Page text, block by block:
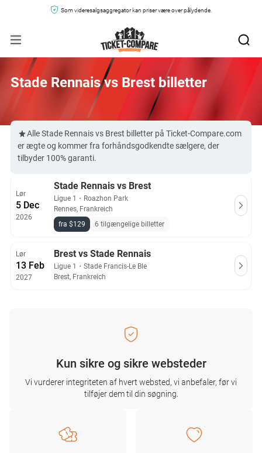
Som videresalgsaggregator kan priser være over pålydende.
Stade Rennais vs Brest billetter
Alle Stade Rennais vs Brest billetter på Ticket-Compare.com
er ægte og kommer fra forhåndsgodkendte sælgere, der
tilbyder 100% garanti.
Lør
5 Dec
2026
Stade Rennais vs Brest
Ligue 1 ・ Roazhon Park
Rennes, Frankreich
fra $129
6 tilgængelige billetter
Lør
13 Feb
2027
Brest vs Stade Rennais
Ligue 1 ・ Stade Francis-Le Ble
Brest, Frankreich
Kun sikre og sikre websteder
Vi vurderer integriteten af ​​hvert websted, vi anbefaler, før vi
tilføjer dem til din søgning.